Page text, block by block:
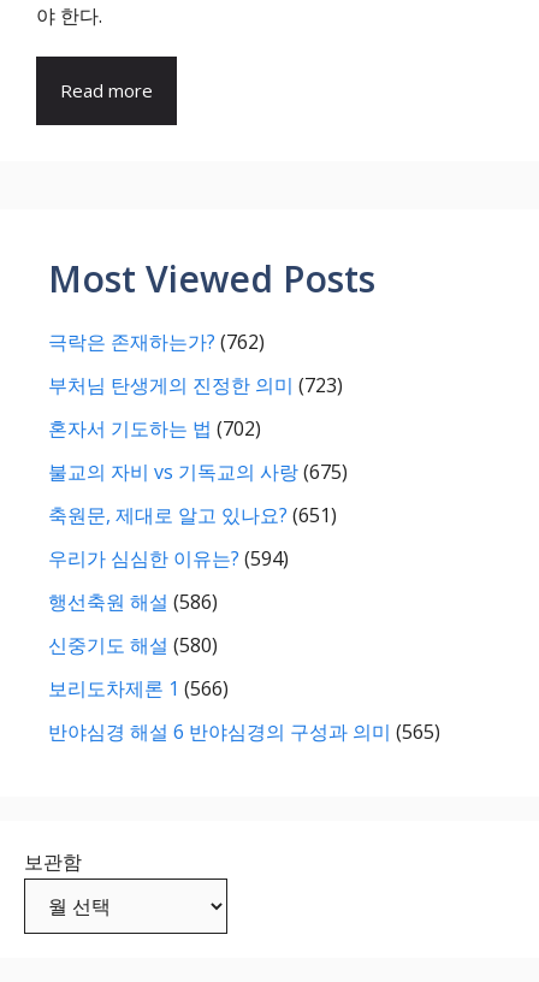
야 한다.
Read more
Most Viewed Posts
극락은 존재하는가? (762)
부처님 탄생게의 진정한 의미 (723)
혼자서 기도하는 법 (702)
불교의 자비 vs 기독교의 사랑(675)
축원문, 제대로 알고 있나요? (651)
우리가 심심한 이유는? (594)
행선축원 해설 (586)
신중기도 해설 (580)
보리도차제론 1 (566)
반야심경 해설 6 반야심경의 구성과 의미 (565)
보관함